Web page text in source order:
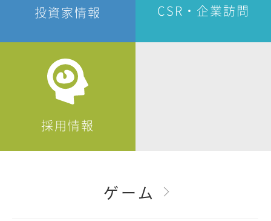
投資家情報 CSR・企業訪問
採用情報
ゲーム